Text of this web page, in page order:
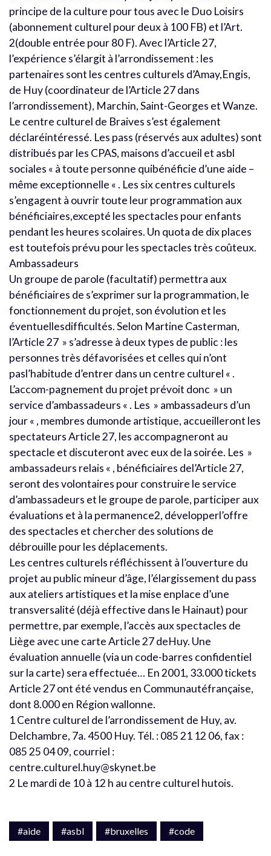
principe de la culture pour tous avec le Duo Loisirs
(abonnement culturel pour deux à 100 FB) et l’Art.
2(double entrée pour 80 F). Avec l’Article 27,
l’expérience s’élargit à l’arrondissement : les
partenaires sont les centres culturels d’Amay,Engis,
de Huy (coordinateur de l’Article 27 dans
l’arrondissement), Marchin, Saint-Georges et Wanze.
Le centre culturel de Braives s’est également
déclaréintéressé. Les pass (réservés aux adultes) sont
distribués par les CPAS, maisons d’accueil et asbl
sociales « à toute personne quibénéficie d’une aide –
même exceptionnelle « . Les six centres culturels
s’engagent à ouvrir toute leur programmation aux
bénéficiaires,excepté les spectacles pour enfants
pendant les heures scolaires. Un quota de dix places
est toutefois prévu pour les spectacles très coûteux.
Ambassadeurs
Un groupe de parole (facultatif) permettra aux
bénéficiaires de s’exprimer sur la programmation, le
fonctionnement du projet, son évolution et les
éventuellesdifficultés. Selon Martine Casterman,
l’Article 27 » s’adresse à deux types de public : les
personnes très défavorisées et celles qui n’ont
pasl’habitude d’entrer dans un centre culturel « .
L’accom-pagnement du projet prévoit donc » un
service d’ambassadeurs « . Les » ambassadeurs d’un
jour « , membres dumonde artistique, accueilleront les
spectateurs Article 27, les accompagneront au
spectacle et discuteront avec eux de la soirée. Les »
ambassadeurs relais « , bénéficiaires del’Article 27,
seront des volontaires pour construire le service
d’ambassadeurs et le groupe de parole, participer aux
évaluations et à la permanence2, développerl’offre
des spectacles et chercher des solutions de
débrouille pour les déplacements.
Les centres culturels réfléchissent à l’ouverture du
projet au public mineur d’âge, l’élargissement du pass
aux ateliers artistiques et la mise enplace d’une
transversalité (déjà effective dans le Hainaut) pour
permettre, par exemple, l’accès aux spectacles de
Liège avec une carte Article 27 deHuy. Une
évaluation annuelle (via un code-barres confidentiel
sur la carte) sera effectuée… En 2001, 33.000 tickets
Article 27 ont été vendus en Communautéfrançaise,
dont 8.000 en Région wallonne.
1 Centre culturel de l’arrondissement de Huy, av.
Delchambre, 7a. 4500 Huy. Tél. : 085 21 12 06, fax :
085 25 04 09, courriel :
centre.culturel.huy@skynet.be
2 Le mardi de 10 à 12 h au centre culturel hutois.
#aide #asbl #bruxelles #code